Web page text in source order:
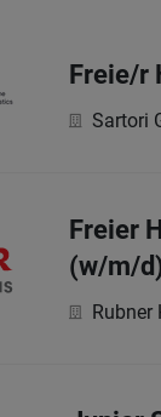
Freie/r
Sartori
Freier
(w/m/
Rubner